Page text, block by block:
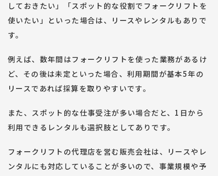
しておきたい」「スポット的な役割でフォークリフトを
使いたい」といった場合は、リースやレンタルもありで
す。
例えば、数年間はフォークリフトを使った業務があるけ
ど、その後は未定といった場合、利用期間が基本5年の
リースであれば採算を取りやすいです。
また、スポット的な仕事受注が多い場合だと、1日から
利用できるレンタルも選択肢としてありです。
フォークリフトの代理店を営む販売会社は、リースやレ
ンタルにも対応していることが多いので、事業規模や予